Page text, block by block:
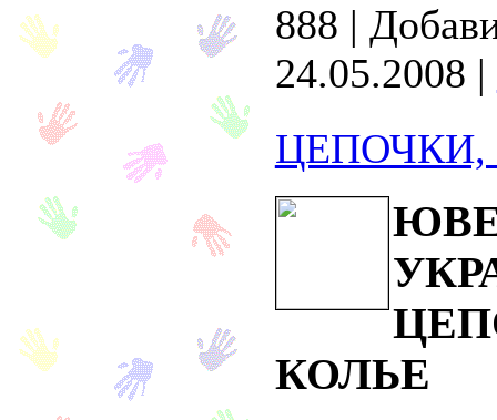
888 |
24.05.2008 |
ЦЕПОЧКИ,
КОЛЬЕ